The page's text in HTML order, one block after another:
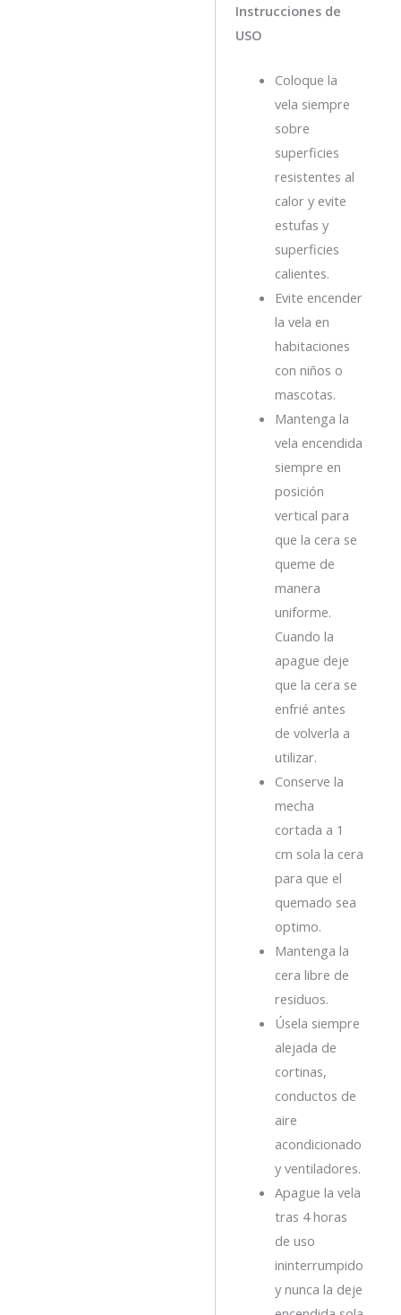
Instrucciones de
USO
Coloque la
vela siempre
sobre
superficies
resistentes al
calor y evite
estufas y
superficies
calientes.
Evite encender
la vela en
habitaciones
con niños o
mascotas.
Mantenga la
vela encendida
siempre en
posición
vertical para
que la cera se
queme de
manera
uniforme.
Cuando la
apague deje
que la cera se
enfrié antes
de volverla a
utilizar.
Conserve la
mecha
cortada a 1
cm sola la cera
para que el
quemado sea
optimo.
Mantenga la
cera libre de
residuos.
Úsela siempre
alejada de
cortinas,
conductos de
aire
acondicionado
y ventiladores.
Apague la vela
tras 4 horas
de uso
ininterrumpido
y nunca la deje